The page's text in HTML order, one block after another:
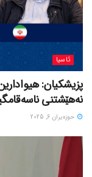
ئاسیا
پزیشکیان:
نەهێشتنی
حوزه‌یران 6, 2025